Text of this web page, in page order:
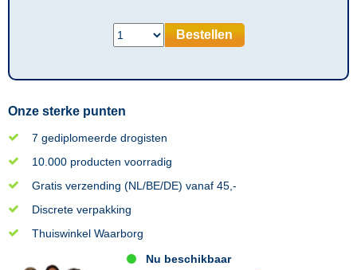
Bestellen
Onze sterke punten
7 gediplomeerde drogisten
10.000 producten voorradig
Gratis verzending (NL/BE/DE) vanaf 45,-
Discrete verpakking
Thuiswinkel Waarborg
Nu beschikbaar